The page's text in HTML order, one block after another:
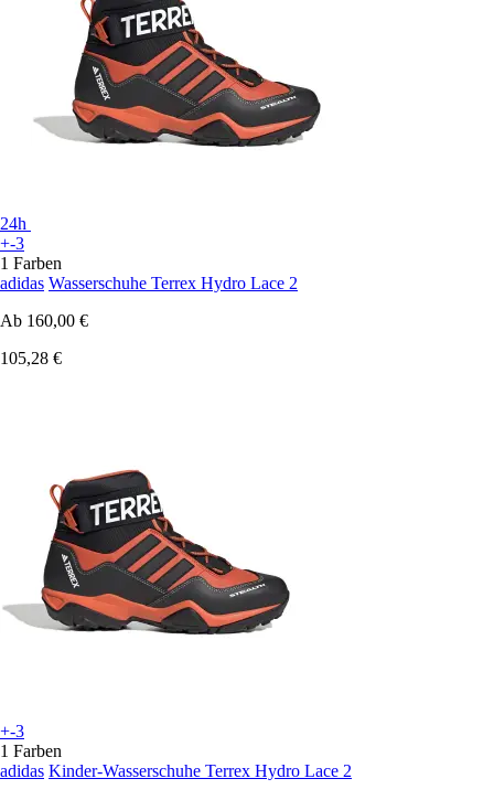
24h
+-3
1 Farben
adidas Wasserschuhe Terrex Hydro Lace 2
Ab 160,00 €
105,28 €
+-3
1 Farben
adidas Kinder-Wasserschuhe Terrex Hydro Lace 2